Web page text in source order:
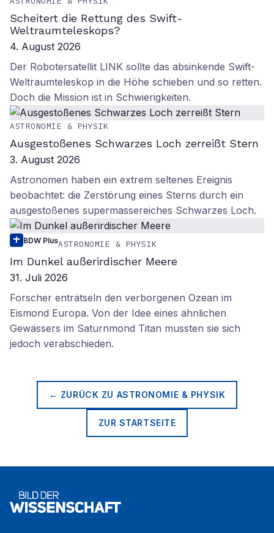
Scheitert die Rettung des Swift-
Weltraumteleskops?
4. August 2026
Der Robotersatellit LINK sollte das absinkende Swift-
Weltraumteleskop in die Höhe schieben und so retten.
Doch die Mission ist in Schwierigkeiten.
ASTRONOMIE & PHYSIK
Ausgestoßenes Schwarzes Loch zerreißt Stern
3. August 2026
Astronomen haben ein extrem seltenes Ereignis
beobachtet: die Zerstörung eines Sterns durch ein
ausgestoßenes supermassereiches Schwarzes Loch.
BDW PlusASTRONOMIE & PHYSIK
Im Dunkel außerirdischer Meere
31. Juli 2026
Forscher enträtseln den verborgenen Ozean im
Eismond Europa. Von der Idee eines ähnlichen
Gewässers im Saturnmond Titan mussten sie sich
jedoch verabschieden.
← ZURÜCK ZU ASTRONOMIE & PHYSIK
ZUR STARTSEITE